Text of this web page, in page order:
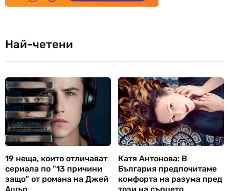
Най-четени
19 неща, които отличават
сериала по "13 причини
защо" от романа на Джей
Катя Антонова: В
България предпочитаме
комфорта на разума пред